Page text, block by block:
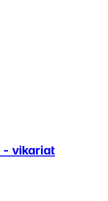
- vikariat